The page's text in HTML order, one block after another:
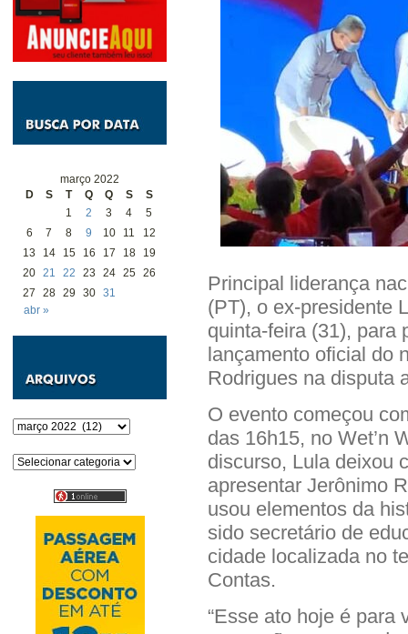
março 2022
D
S T Q Q S
S
1
2 3 4
5
6
7 8 9 10 11
12
13
14 15 16 17 18
19
20 21 22 23 24 25 26
27
28 29 30 31
abr »
Arquivos
Categorias
Principal liderança
(PT), o ex-presidente
quinta-feira (31), para
lançamento oficial do
Rodrigues na disputa
O evento começou
das 16h15, no Wet’n
discurso, Lula deixou
apresentar Jerônimo
usou elementos da
sido secretário de
cidade localizada no
Contas.
“Esse ato hoje é para